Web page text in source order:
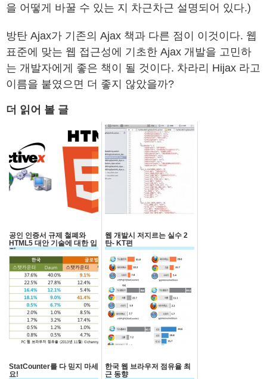
을 어떻게 바꿀 수 있는 지 차근차근 설명되어 있다.)
방탄 Ajax가 기존의 Ajax 책과 다른 점이 이것이다. 웹
표준에 맞는 웹 접근성에 기초한 Ajax 개발을 고민하
는 개발자에게 좋은 책이 될 것이다. 차라리 Hijax 라고
이름을 붙였으면 더 좋지 않았을까?
더 읽어 볼 글
공인 인증서 규제 철폐와
HTML5 대안 기술에 대한 입
장
웹 개발시 저지르는 실수 2
탄- KT편
StatCounter를 다 믿지 마세
요!
한국 웹 브라우저 점유율 최
근 동향